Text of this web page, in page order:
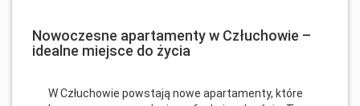
Nowoczesne apartamenty w Człuchowie –
idealne miejsce do życia
W Człuchowie powstają nowe apartamenty, które